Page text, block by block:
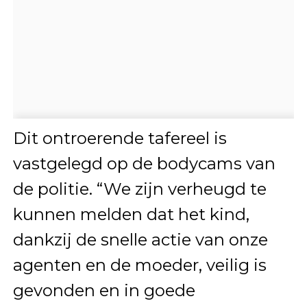
Dit ontroerende tafereel is
vastgelegd op de bodycams van
de politie. “We zijn verheugd te
kunnen melden dat het kind,
dankzij de snelle actie van onze
agenten en de moeder, veilig is
gevonden en in goede